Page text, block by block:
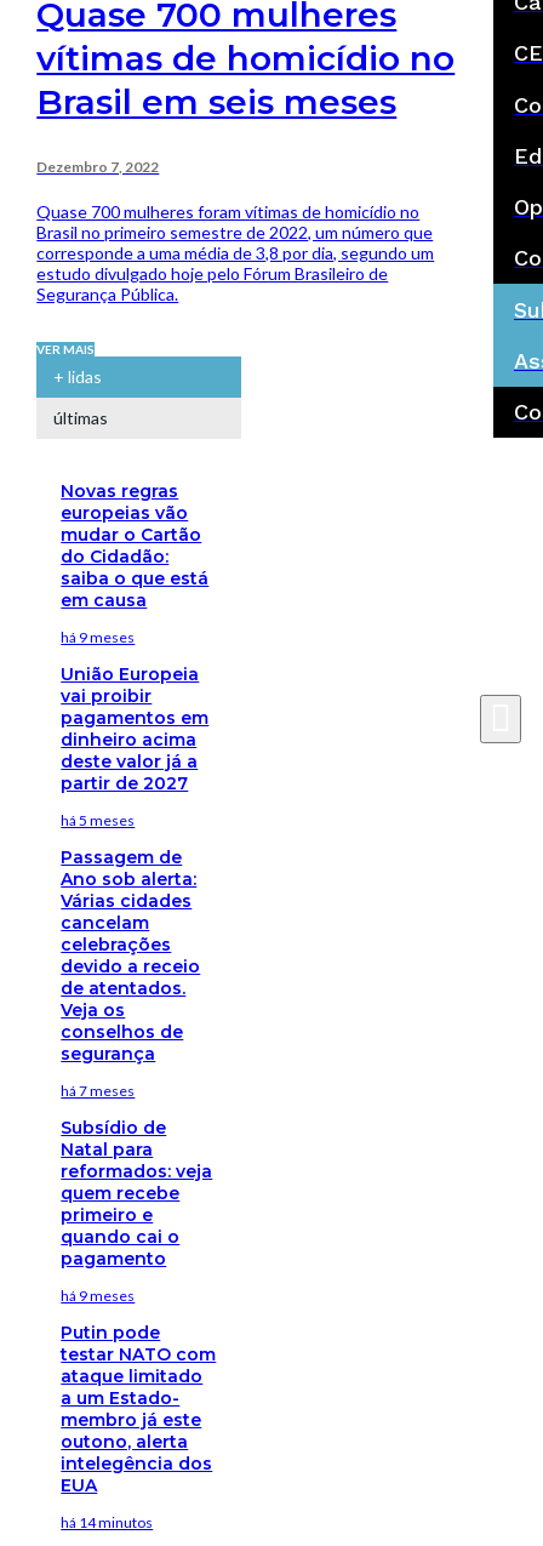
Quase 700 mulheres
vítimas de homicídio no
Brasil em seis meses
Dezembro 7, 2022
Quase 700 mulheres foram vítimas de homicídio no
Brasil no primeiro semestre de 2022, um número que
corresponde a uma média de 3,8 por dia, segundo um
estudo divulgado hoje pelo Fórum Brasileiro de
Segurança Pública.
VER MAIS
+ lidas
últimas
Novas regras
europeias vão
mudar o Cartão
do Cidadão:
saiba o que está
em causa
há 9 meses
União Europeia
vai proibir
pagamentos em
dinheiro acima
deste valor já a
partir de 2027
há 5 meses
Passagem de
Ano sob alerta:
Várias cidades
cancelam
celebrações
devido a receio
de atentados.
Veja os
conselhos de
segurança
há 7 meses
Subsídio de
Natal para
reformados: veja
quem recebe
primeiro e
quando cai o
pagamento
há 9 meses
Putin pode
testar NATO com
ataque limitado
a um Estado-
membro já este
outono, alerta
intelegência dos
EUA
há 14 minutos